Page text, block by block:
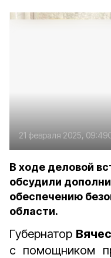
21 февраля 2025, 09:49
В ходе деловой
обсудили
обеспечению
области.
Губернатор
с помощником